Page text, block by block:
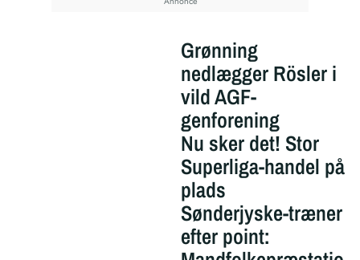
Grønning
nedlægger Rösler i
vild AGF-
genforening
Nu sker det! Stor
Superliga-handel på
plads
Sønderjyske-træner
efter point: